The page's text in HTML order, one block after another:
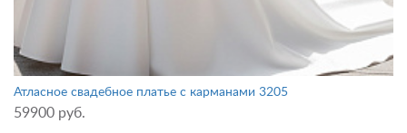
Атласное свадебное платье с карманами 3205
59900 руб.